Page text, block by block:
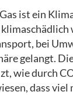
ist ein
bei
gelangt.
wie durch
dass